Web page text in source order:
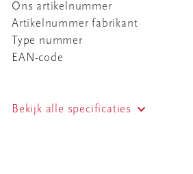
Ons artikelnummer
Artikelnummer fabrikant
Type nummer
EAN-code
Bekijk alle specificaties